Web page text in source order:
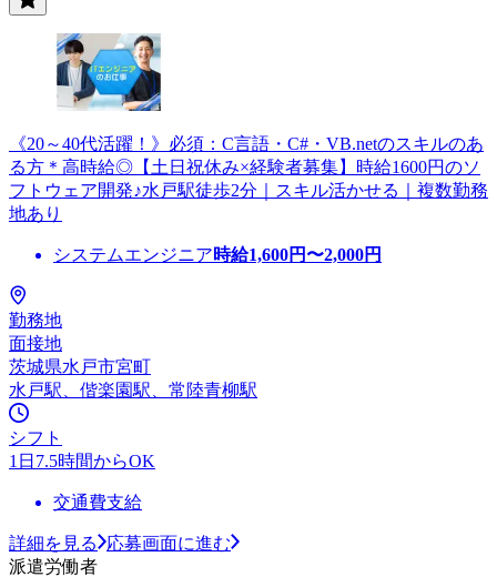
《20～40代活躍！》必須：C言語・C#・VB.netのスキルのあ
る方＊高時給◎【土日祝休み×経験者募集】時給1600円のソ
フトウェア開発♪水戸駅徒歩2分｜スキル活かせる｜複数勤務
地あり
システムエンジニア時給1,600円〜2,000円
勤務地
面接地
茨城県水戸市宮町
水戸駅、偕楽園駅、常陸青柳駅
シフト
1日7.5時間からOK
交通費支給
詳細を見る
応募画面に進む
派遣労働者